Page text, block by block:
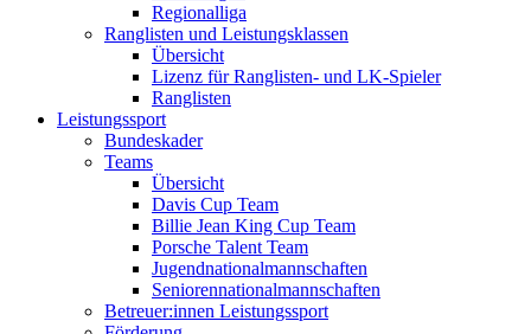
Regionalliga
Ranglisten und Leistungsklassen
Übersicht
Lizenz für Ranglisten- und LK-Spieler
Ranglisten
Leistungssport
Bundeskader
Teams
Übersicht
Davis Cup Team
Billie Jean King Cup Team
Porsche Talent Team
Jugendnationalmannschaften
Seniorennationalmannschaften
Betreuer:innen Leistungssport